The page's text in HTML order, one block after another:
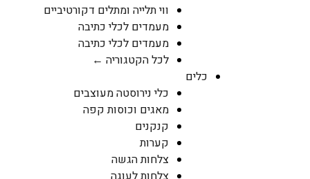
ווי תלייה ומתלים דקורטיביים
מעמדים לכלי כתיבה
מעמדים לכלי כתיבה
לכל הקטגוריה ←
כלים
כלי נירוסטה מעוצבים
מאגים וכוסות קפה
קנקנים
קערות
צלחות הגשה